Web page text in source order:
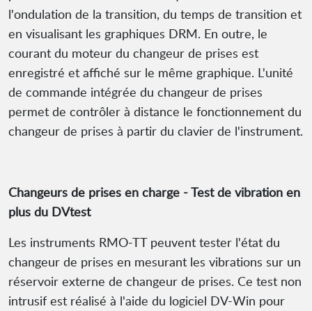
l'ondulation de la transition, du temps de transition et
en visualisant les graphiques DRM. En outre, le
courant du moteur du changeur de prises est
enregistré et affiché sur le même graphique. L'unité
de commande intégrée du changeur de prises
permet de contrôler à distance le fonctionnement du
changeur de prises à partir du clavier de l'instrument.
Changeurs de prises en charge - Test de vibration en
plus du DVtest
Les instruments RMO-TT peuvent tester l'état du
changeur de prises en mesurant les vibrations sur un
réservoir externe de changeur de prises. Ce test non
intrusif est réalisé à l'aide du logiciel DV-Win pour